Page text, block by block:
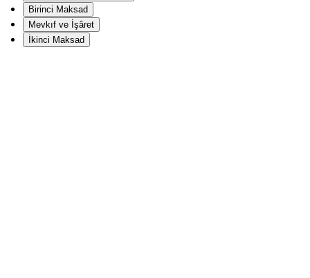
Birinci Maksad
Mevkıf ve İşâret
İkinci Maksad